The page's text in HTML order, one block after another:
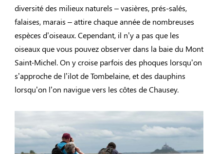
diversité des milieux naturels – vasières, prés-salés,
falaises, marais – attire chaque année de nombreuses
espèces d’oiseaux. Cependant, il n’y a pas que les
oiseaux que vous pouvez observer dans la baie du Mont
Saint-Michel. On y croise parfois des phoques lorsqu’on
s’approche de l’ilot de Tombelaine, et des dauphins
lorsqu’on l’on navigue vers les côtes de Chausey.